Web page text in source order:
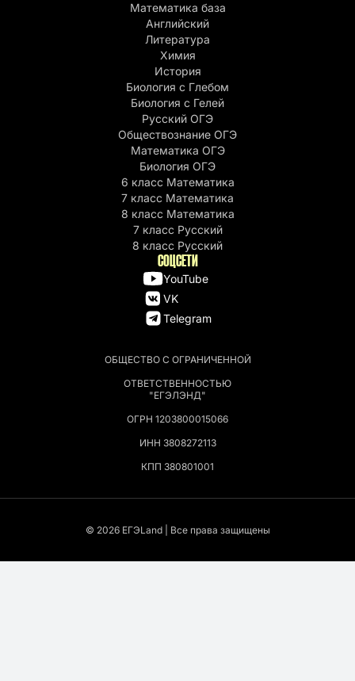
ОБЩЕСТВО С ОГРАНИЧЕННОЙ
ОТВЕТСТВЕННОСТЬЮ
"ЕГЭЛЭНД"
ОГРН 1203800015066
ИНН 3808272113
КПП 380801001
Математика база
Английский
Литература
Химия
История
Биология с Глебом
Биология с Гелей
Русский ОГЭ
Обществознание ОГЭ
Математика ОГЭ
Биология ОГЭ
6 класс Математика
7 класс Математика
8 класс Математика
7 класс Русский
8 класс Русский
СОЦСЕТИ
YouTube
VK
Telegram
© 2026 EГЭLand | Все права защищены